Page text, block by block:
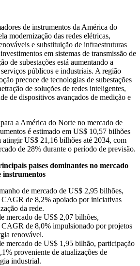
de instrumentos da América do
modernização das redes elétricas,
​​e substituição de infraestruturas
em sistemas de transmissão de
de subestações está aumentando a
públicos e industriais. A região
precoce de tecnologias de subestações
de soluções de redes inteligentes,
de dispositivos avançados de medição e
a América do Norte no mercado de
é estimado em US$ 10,57 bilhões
atingir US$ 21,16 bilhões até 2034, com
de 28% durante o período de previsão.
países dominantes no mercado
instrumentos
de mercado de US$ 2,95 bilhões,
de 8,2% apoiado por iniciativas
da rede.
mercado de US$ 2,07 bilhões,
de 8,0% impulsionado por projetos
renovável.
mercado de US$ 1,95 bilhão, participação
proveniente de atualizações de
industrial.